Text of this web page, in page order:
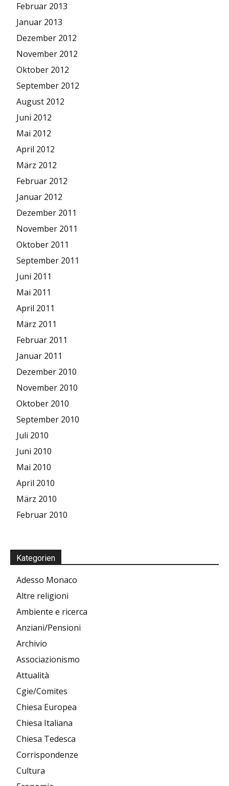
Februar 2013
Januar 2013
Dezember 2012
November 2012
Oktober 2012
September 2012
August 2012
Juni 2012
Mai 2012
April 2012
März 2012
Februar 2012
Januar 2012
Dezember 2011
November 2011
Oktober 2011
September 2011
Juni 2011
Mai 2011
April 2011
März 2011
Februar 2011
Januar 2011
Dezember 2010
November 2010
Oktober 2010
September 2010
Juli 2010
Juni 2010
Mai 2010
April 2010
März 2010
Februar 2010
Kategorien
Adesso Monaco
Altre religioni
Ambiente e ricerca
Anziani/Pensioni
Archivio
Associazionismo
Attualità
Cgie/Comites
Chiesa Europea
Chiesa Italiana
Chiesa Tedesca
Corrispondenze
Cultura